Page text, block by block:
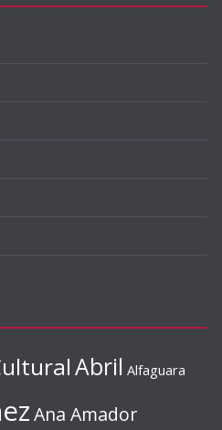
Abril Alfaguara
Ana Amador